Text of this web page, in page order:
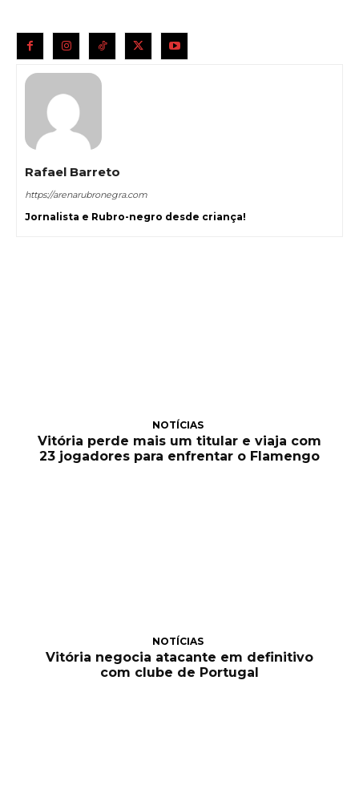
Rafael Barreto
https://arenarubronegra.com
Jornalista e Rubro-negro desde criança!
NOTÍCIAS
Vitória perde mais um titular e viaja com
23 jogadores para enfrentar o Flamengo
NOTÍCIAS
Vitória negocia atacante em definitivo
com clube de Portugal